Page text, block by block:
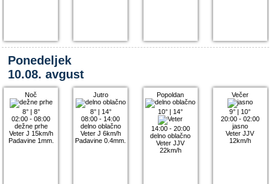
Ponedeljek
10.08. avgust
Noč
8°| 8°
02:00 - 08:00
dežne prhe
Veter J 15km/h
Padavine 1mm.
Jutro
8°| 14°
08:00 - 14:00
delno oblačno
Veter J 6km/h
Padavine 0.4mm.
Popoldan
10° | 14°
14:00 - 20:00
delno oblačno
Veter JJV
22km/h
Večer
9° | 10°
20:00 - 02:00
jasno
Veter JJV
12km/h